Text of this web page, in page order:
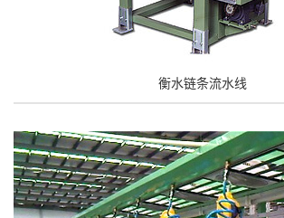
衡水链条流水线